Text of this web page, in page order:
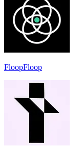
FloopFloop